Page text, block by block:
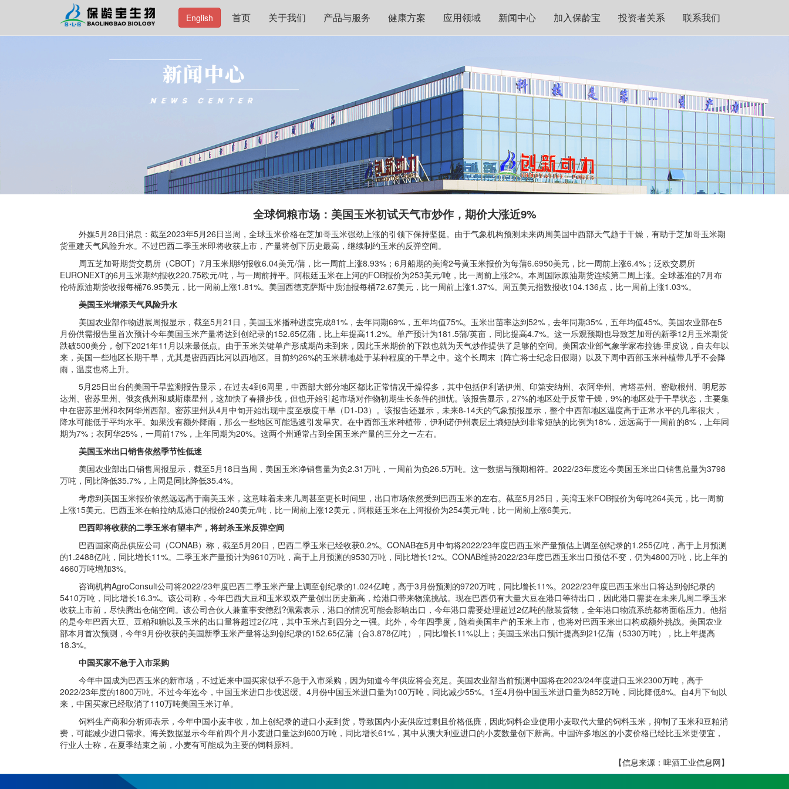
English 首页 关于我们 产品与服务 健康方案 应用领域 新闻中心 加入保龄宝 投资者关系 联系我们
全球饲粮市场：美国玉米初试天气市炒作，期价大涨近9%
外媒5月28日消息：截至2023年5月26日当周，全球玉米价格在芝加哥玉米强劲上涨的引领下保持坚挺。由于气象机构预测未来两周美国中西部天气趋于干燥，有助于芝加哥玉米期
货重建天气风险升水。不过巴西二季玉米即将收获上市，产量将创下历史最高，继续制约玉米的反弹空间。
周五芝加哥期货交易所（CBOT）7月玉米期约报收6.04美元/蒲，比一周前上涨8.93%；6月船期的美湾2号黄玉米报价为每蒲6.6950美元，比一周前上涨6.4%；泛欧交易所
EURONEXT的6月玉米期约报收220.75欧元/吨，与一周前持平。阿根廷玉米在上河的FOB报价为253美元/吨，比一周前上涨2%。本周国际原油期货连续第二周上涨。全球基准的7月布
伦特原油期货收报每桶76.95美元，比一周前上涨1.81%。美国西德克萨斯中质油报每桶72.67美元，比一周前上涨1.37%。周五美元指数报收104.136点，比一周前上涨1.03%。
美国玉米增添天气风险升水
美国农业部作物进展周报显示，截至5月21日，美国玉米播种进度完成81%，去年同期69%，五年均值75%。玉米出苗率达到52%，去年同期35%，五年均值45%。美国农业部在5
月份供需报告里首次预计今年美国玉米产量将达到创纪录的152.65亿蒲，比上年提高11.2%。单产预计为181.5蒲/英亩，同比提高4.7%。这一乐观预期也导致芝加哥的新季12月玉米期货
跌破500美分，创下2021年11月以来最低点。由于玉米关键单产形成期尚未到来，因此玉米期价的下跌也就为天气炒作提供了足够的空间。美国农业部气象学家布拉德·里皮说，自去年以
来，美国一些地区长期干旱，尤其是密西西比河以西地区。目前约26%的玉米耕地处于某种程度的干旱之中。这个长周末（阵亡将士纪念日假期）以及下周中西部玉米种植带几乎不会降
雨，温度也将上升。
5月25日出台的美国干旱监测报告显示，在过去4到6周里，中西部大部分地区都比正常情况干燥得多，其中包括伊利诺伊州、印第安纳州、衣阿华州、肯塔基州、密歇根州、明尼苏
达州、密苏里州、俄亥俄州和威斯康星州，这加快了春播步伐，但也开始引起市场对作物初期生长条件的担忧。该报告显示，27%的地区处于反常干燥，9%的地区处于干旱状态，主要集
中在密苏里州和衣阿华州西部。密苏里州从4月中旬开始出现中度至极度干旱（D1-D3）。该报告还显示，未来8-14天的气象预报显示，整个中西部地区温度高于正常水平的几率很大，
降水可能低于平均水平。如果没有额外降雨，那么一些地区可能迅速引发旱灾。在中西部玉米种植带，伊利诺伊州表层土墒短缺到非常短缺的比例为18%，远远高于一周前的8%，上年同
期为7%；衣阿华25%，一周前17%，上年同期为20%。这两个州通常占到全国玉米产量的三分之一左右。
美国玉米出口销售依然季节性低迷
美国农业部出口销售周报显示，截至5月18日当周，美国玉米净销售量为负2.31万吨，一周前为负26.5万吨。这一数据与预期相符。2022/23年度迄今美国玉米出口销售总量为3798
万吨，同比降低35.7%，上周是同比降低35.4%。
考虑到美国玉米报价依然远远高于南美玉米，这意味着未来几周甚至更长时间里，出口市场依然受到巴西玉米的左右。截至5月25日，美湾玉米FOB报价为每吨264美元，比一周前
上涨15美元。巴西玉米在帕拉纳瓜港口的报价240美元/吨，比一周前上涨12美元，阿根廷玉米在上河报价为254美元/吨，比一周前上涨6美元。
巴西即将收获的二季玉米有望丰产，将封杀玉米反弹空间
巴西国家商品供应公司（CONAB）称，截至5月20日，巴西二季玉米已经收获0.2%。CONAB在5月中旬将2022/23年度巴西玉米产量预估上调至创纪录的1.255亿吨，高于上月预测
的1.2488亿吨，同比增长11%。二季玉米产量预计为9610万吨，高于上月预测的9530万吨，同比增长12%。CONAB维持2022/23年度巴西玉米出口预估不变，仍为4800万吨，比上年的
4660万吨增加3%。
咨询机构AgroConsult公司将2022/23年度巴西二季玉米产量上调至创纪录的1.024亿吨，高于3月份预测的9720万吨，同比增长11%。2022/23年度巴西玉米出口将达到创纪录的
5410万吨，同比增长16.3%。该公司称，今年巴西大豆和玉米双双产量创出历史新高，给港口带来物流挑战。现在巴西仍有大量大豆在港口等待出口，因此港口需要在未来几周二季玉米
收获上市前，尽快腾出仓储空间。该公司合伙人兼董事安德烈?佩索表示，港口的情况可能会影响出口，今年港口需要处理超过2亿吨的散装货物，全年港口物流系统都将面临压力。他指
的是今年巴西大豆、豆粕和糖以及玉米的出口量将超过2亿吨，其中玉米占到四分之一强。此外，今年四季度，随着美国丰产的玉米上市，也将对巴西玉米出口构成额外挑战。美国农业
部本月首次预测，今年9月份收获的美国新季玉米产量将达到创纪录的152.65亿蒲（合3.878亿吨），同比增长11%以上；美国玉米出口预计提高到21亿蒲（5330万吨），比上年提高
18.3%。
中国买家不急于入市采购
今年中国成为巴西玉米的新市场，不过近来中国买家似乎不急于入市采购，因为知道今年供应将会充足。美国农业部当前预测中国将在2023/24年度进口玉米2300万吨，高于
2022/23年度的1800万吨。不过今年迄今，中国玉米进口步伐迟缓。4月份中国玉米进口量为100万吨，同比减少55%。1至4月份中国玉米进口量为852万吨，同比降低8%。自4月下旬以
来，中国买家已经取消了110万吨美国玉米订单。
饲料生产商和分析师表示，今年中国小麦丰收，加上创纪录的进口小麦到货，导致国内小麦供应过剩且价格低廉，因此饲料企业使用小麦取代大量的饲料玉米，抑制了玉米和豆粕消
费，可能减少进口需求。海关数据显示今年前四个月小麦进口量达到600万吨，同比增长61%，其中从澳大利亚进口的小麦数量创下新高。中国许多地区的小麦价格已经比玉米更便宜，
行业人士称，在夏季结束之前，小麦有可能成为主要的饲料原料。
【信息来源：啤酒工业信息网】